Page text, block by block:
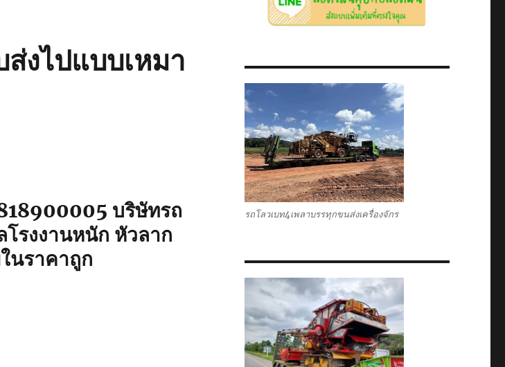
งไปแบบเหมา
บริษัทรถ
โรงงานหนัก หัวลาก
นราคาถูก
รถโลวเบท4เพลาบรรทุกขนส่งเครื่องจักร